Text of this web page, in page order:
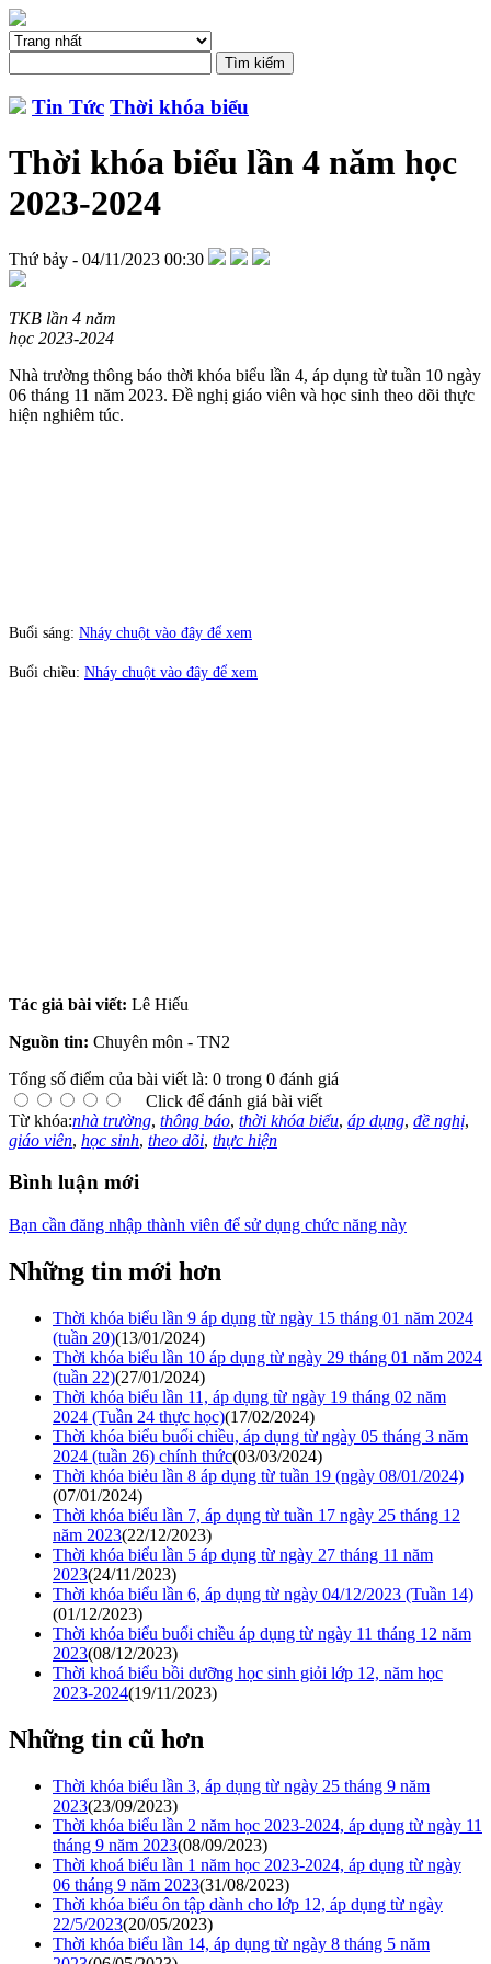
Tin Tức Thời khóa biểu
Thời khóa biểu lần 4 năm học
2023-2024
Thứ bảy - 04/11/2023 00:30
TKB lần 4 năm
học 2023-2024
Nhà trường thông báo thời khóa biểu lần 4, áp dụng từ tuần 10 ngày
06 tháng 11 năm 2023. Đề nghị giáo viên và học sinh theo dõi thực
hiện nghiêm túc.
Buổi sáng: Nháy chuột vào đây để xem
Buổi chiều: Nháy chuột vào đây để xem
Tác giả bài viết: Lê Hiếu
Nguồn tin: Chuyên môn - TN2
Tổng số điểm của bài viết là: 0 trong 0 đánh giá
Click để đánh giá bài viết
Từ khóa:nhà trường, thông báo, thời khóa biểu, áp dụng, đề nghị,
giáo viên, học sinh, theo dõi, thực hiện
Bình luận mới
Bạn cần đăng nhập thành viên để sử dụng chức năng này
Những tin mới hơn
Thời khóa biểu lần 9 áp dụng từ ngày 15 tháng 01 năm 2024
(tuần 20)(13/01/2024)
Thời khóa biểu lần 10 áp dụng từ ngày 29 tháng 01 năm 2024
(tuần 22)(27/01/2024)
Thời khóa biểu lần 11, áp dụng từ ngày 19 tháng 02 năm
2024 (Tuần 24 thực học)(17/02/2024)
Thời khóa biểu buổi chiều, áp dụng từ ngày 05 tháng 3 năm
2024 (tuần 26) chính thức(03/03/2024)
Thời khóa biẻu lần 8 áp dụng từ tuần 19 (ngày 08/01/2024)
(07/01/2024)
Thời khóa biểu lần 7, áp dụng từ tuần 17 ngày 25 tháng 12
năm 2023(22/12/2023)
Thời khóa biểu lần 5 áp dụng từ ngày 27 tháng 11 năm
2023(24/11/2023)
Thời khóa biểu lần 6, áp dụng từ ngày 04/12/2023 (Tuần 14)
(01/12/2023)
Thời khóa biểu buổi chiều áp dụng từ ngày 11 tháng 12 năm
2023(08/12/2023)
Thời khoá biểu bồi dưỡng học sinh giỏi lớp 12, năm học
2023-2024(19/11/2023)
Những tin cũ hơn
Thời khóa biểu lần 3, áp dụng từ ngày 25 tháng 9 năm
2023(23/09/2023)
Thời khóa biểu lần 2 năm học 2023-2024, áp dụng từ ngày 11
tháng 9 năm 2023(08/09/2023)
Thời khoá biểu lần 1 năm học 2023-2024, áp dụng từ ngày
06 tháng 9 năm 2023(31/08/2023)
Thời khóa biểu ôn tập dành cho lớp 12, áp dụng từ ngày
22/5/2023(20/05/2023)
Thời khóa biểu lần 14, áp dụng từ ngày 8 tháng 5 năm